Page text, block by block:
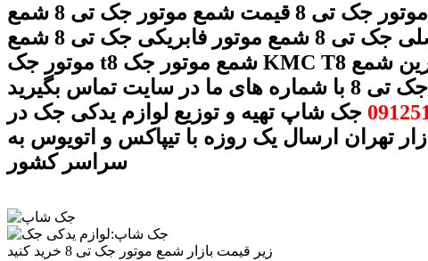
شمع موتور جک تی 8 قیمت شمع موتور جک تی 8 شمع
موتور اصلی جک تی 8 شمع موتور فابریکی جک تی 8 شمع
موتور جک t8 شمع موتور جک KMC T8 بهترین شمع
ما در سایت تماس بگیرید
جک شاپ تهیه و توزیع لوازم یدکی جک در
تهران ارسال یک روزه با تیپاکس و اتویوس به
سراسر کشور
زیر قیمت بازار شمع موتور جک تی 8 خرید کنید